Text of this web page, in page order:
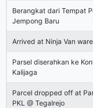
Berangkat dari Tempat
Jempong Baru
Arrived at Ninja Van
Parsel diserahkan ke
Kalijaga
Parcel dropped off at
PKL @ Tegalrejo